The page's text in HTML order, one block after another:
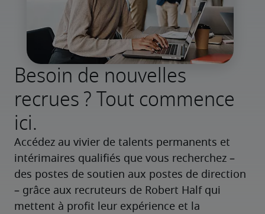
Besoin de nouvelles
recrues ? Tout commence
ici.
Accédez au vivier de talents permanents et
intérimaires qualifiés que vous recherchez –
des postes de soutien aux postes de direction
– grâce aux recruteurs de Robert Half qui
mettent à profit leur expérience et la